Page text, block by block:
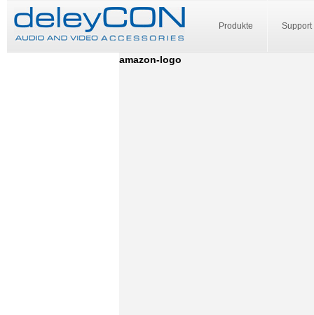
Produkte Support
amazon-logo